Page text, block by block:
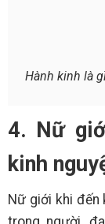
Hành kinh là
4. Nữ
kinh
Nữ giới khi đến